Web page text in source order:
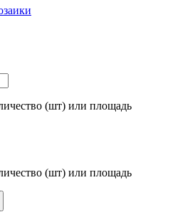
(шт) или площадь
(шт) или площадь